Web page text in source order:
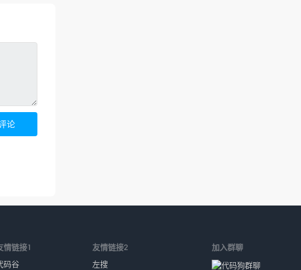
论
情链接1
码谷
友情链接2
左搜
加入群聊